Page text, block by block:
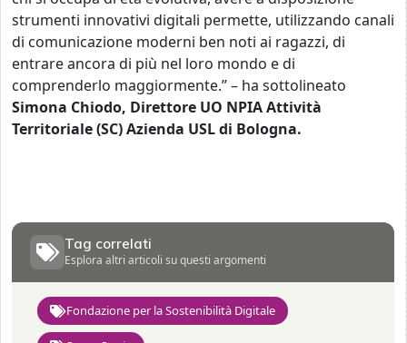
strumenti innovativi digitali permette, utilizzando canali
di comunicazione moderni ben noti ai ragazzi, di
entrare ancora di più nel loro mondo e di
comprenderlo maggiormente.” – ha sottolineato
Simona Chiodo, Direttore UO NPIA Attività
Territoriale (SC) Azienda USL di Bologna.
Tag correlati
Esplora altri articoli su questi argomenti
Fondazione per la Sostenibilità Digitale